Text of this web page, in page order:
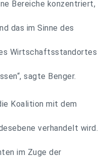
Bereiche konzentriert,
das im Sinne des
Wirtschaftsstandortes
sagte Benger.
Koalition mit dem
verhandelt wird.
im Zuge der